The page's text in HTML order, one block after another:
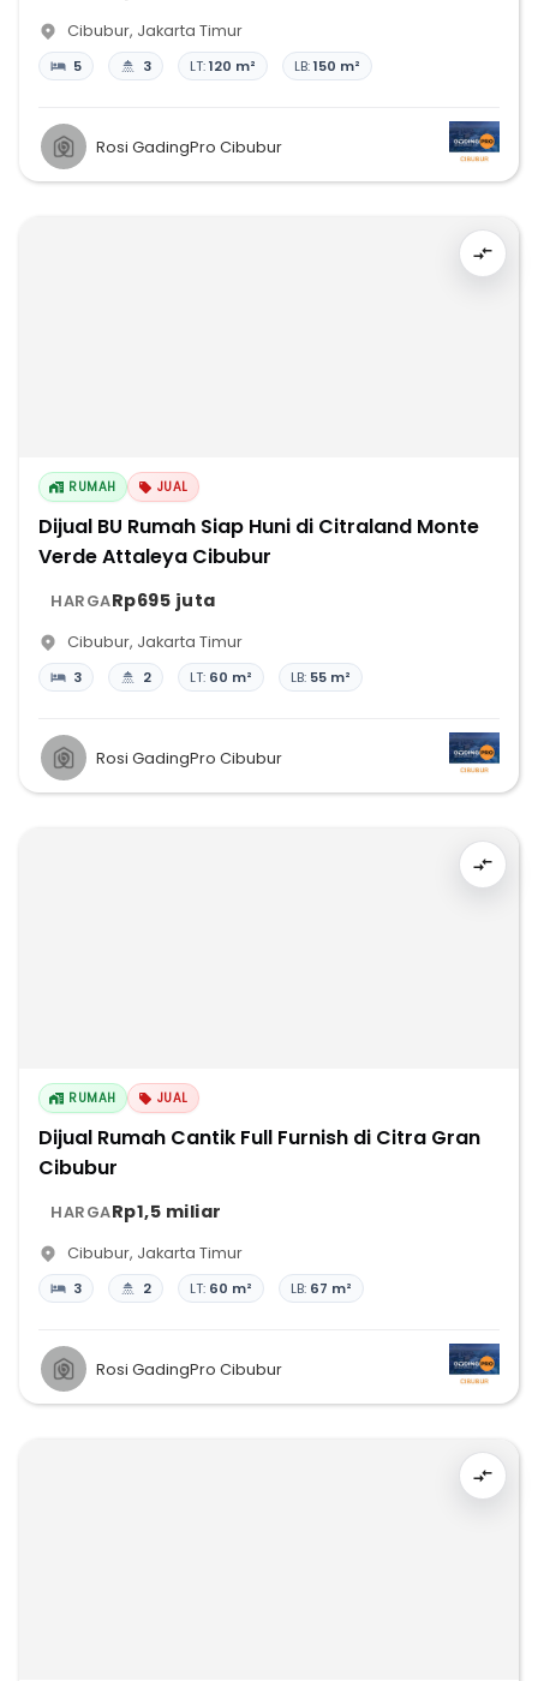
Cibubur, Jakarta Timur
5 3 LT:120 m² LB:150 m²
Rosi GadingPro Cibubur
RUMAH JUAL
Dijual BU Rumah Siap Huni di Citraland Monte
Verde Attaleya Cibubur
HARGARp695 juta
Cibubur, Jakarta Timur
3 2 LT: 60 m² LB: 55 m²
Rosi GadingPro Cibubur
RUMAH JUAL
Dijual Rumah Cantik Full Furnish di Citra Gran
Cibubur
HARGARp1,5 miliar
Cibubur, Jakarta Timur
3 2 LT: 60 m² LB: 67 m²
Rosi GadingPro Cibubur